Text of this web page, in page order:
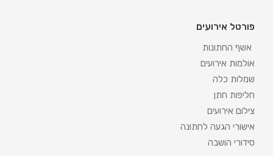
פורטל אירועים
אשף החתונות
אולמות אירועים
שמלות כלה
חליפות חתן
צילום אירועים
אישורי הגעה לחתונה
סידורי הושבה